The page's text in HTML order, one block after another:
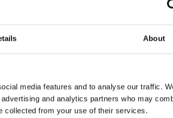
About
media features and to analyse our traffic.
and analytics partners who may
collected from your use of their services.
La Škoda
SUV Peaq
Repubblica